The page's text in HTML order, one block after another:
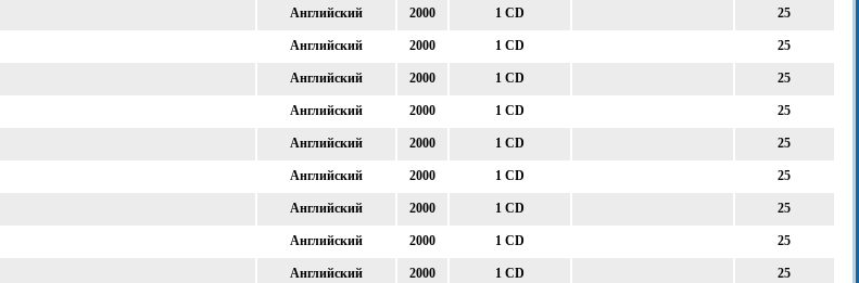
Английский 2000 1 CD 25
Английский 2000 1 CD 25
Английский 2000 1 CD 25
Английский 2000 1 CD 25
Английский 2000 1 CD 25
Английский 2000 1 CD 25
Английский 2000 1 CD 25
Английский 2000 1 CD 25
Английский 2000 1 CD 25